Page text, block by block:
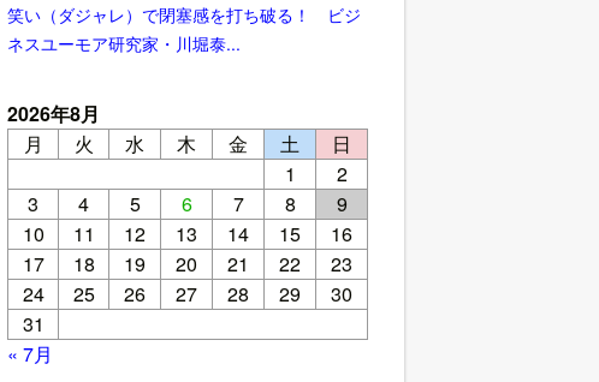
笑い（ダジャレ）で閉塞感を打ち破る！ ビジ
ネスユーモア研究家・川堀泰...
2026年8月
月
火 水 木 金 土
日
1
2
3
4 5 6 7 8
9
10
11 12 13 14 15
16
17
18 19 20 21 22
23
24
25 26 27 28 29
30
31
« 7月